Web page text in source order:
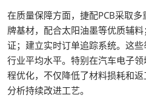
在质量保障方面，捷配PCB采取
牌基材，配合太阳油墨等优质辅
证；建立实时订单追踪系统。这
行业平均水平。特别在汽车电子
程优化，不仅降低了材料损耗和
分析持续改进工艺。